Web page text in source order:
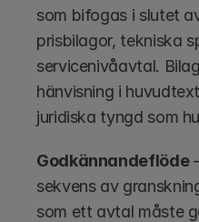
som bifogas i slutet
prisbilagor, tekniska
servicenivåavtal.
hänvisning i
juridiska tyngd som
Godkännandeflöde
sekvens av
som ett avtal måste